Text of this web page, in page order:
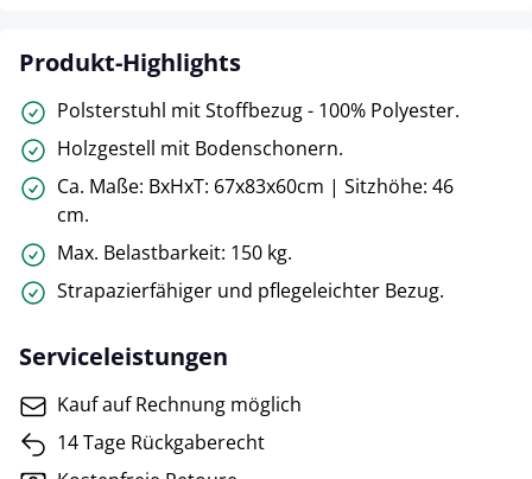
Produkt-Highlights
Polsterstuhl mit Stoffbezug - 100% Polyester.
Holzgestell mit Bodenschonern.
Ca. Maße: BxHxT: 67x83x60cm | Sitzhöhe: 46
cm.
Max. Belastbarkeit: 150 kg.
Strapazierfähiger und pflegeleichter Bezug.
Serviceleistungen
Kauf auf Rechnung möglich
14 Tage Rückgaberecht